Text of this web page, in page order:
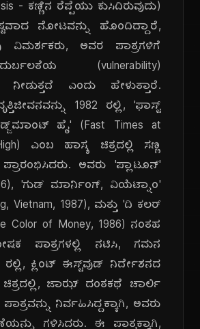
- ಕಣ್ಣಿನ ರೆಪ್ಪೆಯು ಕುಸಿದಿರುವುದು)
ನೋಟವನ್ನು ಹೊಂದಿದ್ದಾರೆ,
ವಿಮರ್ಶಕರು, ಅವರ ಪಾತ್ರಗಳಿಗೆ
(vulnerability)
ಎಂದು ಹೇಳುತ್ತಾರೆ.
1982 ರಲ್ಲಿ, 'ಫಾಸ್ಟ್
ಹೈ' (Fast Times at
ಎಂಬ ಹಾಸ್ಯ ಚಿತ್ರದಲ್ಲಿ ಸಣ್ಣ
ಅವರು 'ಪ್ಲಾಟೂನ್'
'ಗುಡ್ ಮಾರ್ನಿಂಗ್, ವಿಯೆಟ್ನಾಂ'
Vietnam, 1987), ಮತ್ತು 'ದಿ ಕಲರ್
of Money, 1986) ನಂತಹ
ಪಾತ್ರಗಳಲ್ಲಿ ನಟಿಸಿ, ಗಮನ
ರಲ್ಲಿ, ಕ್ಲಿಂಟ್ ಈಸ್ಟ್‌ವುಡ್ ನಿರ್ದೇಶನದ
ಜಾಝ್ ದಂತಕಥೆ ಚಾರ್ಲಿ
ನಿರ್ವಹಿಸಿದ್ದಕ್ಕಾಗಿ, ಅವರು
ಗಳಿಸಿದರು. ಈ ಪಾತ್ರಕ್ಕಾಗಿ,